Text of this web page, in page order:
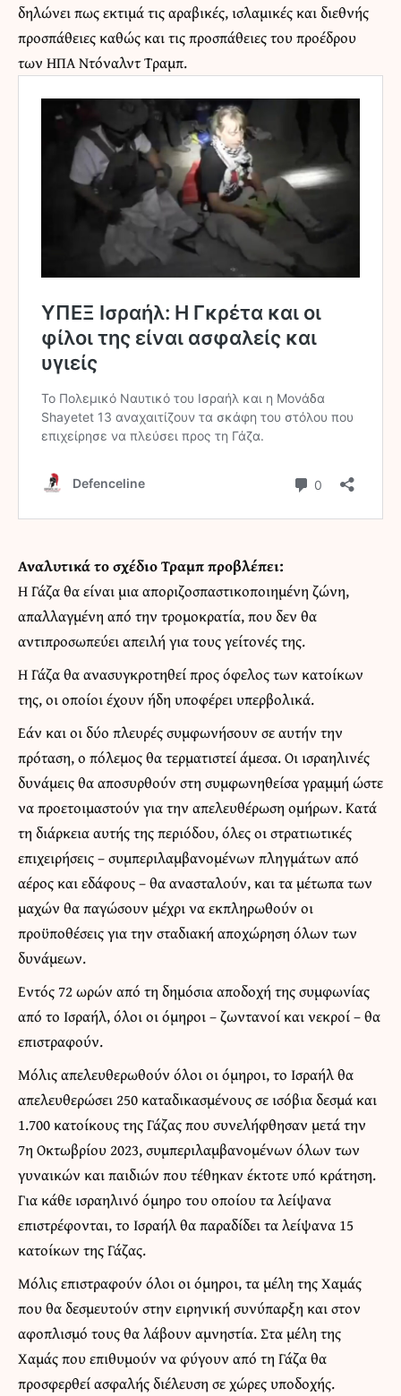
δηλώνει πως εκτιμά τις αραβικές, ισλαμικές και διεθνής
προσπάθειες καθώς και τις προσπάθειες του προέδρου
των ΗΠΑ Ντόναλντ Τραμπ.
Αναλυτικά το σχέδιο Τραμπ προβλέπει:
Η Γάζα θα είναι μια αποριζοσπαστικοποιημένη ζώνη,
απαλλαγμένη από την τρομοκρατία, που δεν θα
αντιπροσωπεύει απειλή για τους γείτονές της.
Η Γάζα θα ανασυγκροτηθεί προς όφελος των κατοίκων
της, οι οποίοι έχουν ήδη υποφέρει υπερβολικά.
Εάν και οι δύο πλευρές συμφωνήσουν σε αυτήν την
πρόταση, ο πόλεμος θα τερματιστεί άμεσα. Οι ισραηλινές
δυνάμεις θα αποσυρθούν στη συμφωνηθείσα γραμμή ώστε
να προετοιμαστούν για την απελευθέρωση ομήρων. Κατά
τη διάρκεια αυτής της περιόδου, όλες οι στρατιωτικές
επιχειρήσεις – συμπεριλαμβανομένων πληγμάτων από
αέρος και εδάφους – θα ανασταλούν, και τα μέτωπα των
μαχών θα παγώσουν μέχρι να εκπληρωθούν οι
προϋποθέσεις για την σταδιακή αποχώρηση όλων των
δυνάμεων.
Εντός 72 ωρών από τη δημόσια αποδοχή της συμφωνίας
από το Ισραήλ, όλοι οι όμηροι – ζωντανοί και νεκροί – θα
επιστραφούν.
Μόλις απελευθερωθούν όλοι οι όμηροι, το Ισραήλ θα
απελευθερώσει 250 καταδικασμένους σε ισόβια δεσμά και
1.700 κατοίκους της Γάζας που συνελήφθησαν μετά την
7η Οκτωβρίου 2023, συμπεριλαμβανομένων όλων των
γυναικών και παιδιών που τέθηκαν έκτοτε υπό κράτηση.
Για κάθε ισραηλινό όμηρο του οποίου τα λείψανα
επιστρέφονται, το Ισραήλ θα παραδίδει τα λείψανα 15
κατοίκων της Γάζας.
Μόλις επιστραφούν όλοι οι όμηροι, τα μέλη της Χαμάς
που θα δεσμευτούν στην ειρηνική συνύπαρξη και στον
αφοπλισμό τους θα λάβουν αμνηστία. Στα μέλη της
Χαμάς που επιθυμούν να φύγουν από τη Γάζα θα
προσφερθεί ασφαλής διέλευση σε χώρες υποδοχής.